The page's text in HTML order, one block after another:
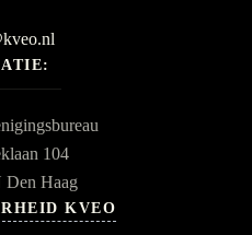
104
Den Haag
KVEO